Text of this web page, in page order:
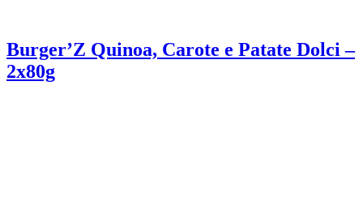
Burger’Z Quinoa, Carote e Patate Dolci –
2x80g